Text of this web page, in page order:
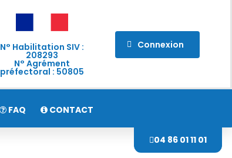
N° Habilitation SIV :
208293
N° Agrément
préfectoral : 50805
Connexion
FAQ CONTACT
04 86 01 11 01